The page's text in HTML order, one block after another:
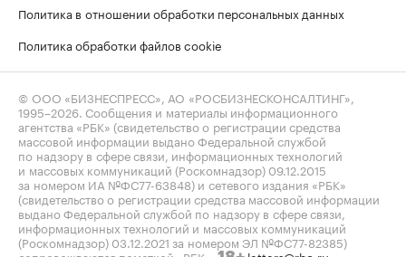
Политика в отношении обработки персональных данных
Политика обработки файлов cookie
© ООО «БИЗНЕСПРЕСС», АО «РОСБИЗНЕСКОНСАЛТИНГ»,
1995–2026 . Сообщения и материалы информационного
агентства «РБК» (свидетельство о регистрации средства
массовой информации выдано Федеральной службой
по надзору в сфере связи, информационных технологий
и массовых коммуникаций (Роскомнадзор) 09.12.2015
за номером ИА №ФС77-63848) и сетевого издания «РБК»
(свидетельство о регистрации средства массовой информации
выдано Федеральной службой по надзору в сфере связи,
информационных технологий и массовых коммуникаций
(Роскомнадзор) 03.12.2021 за номером ЭЛ №ФС77-82385)